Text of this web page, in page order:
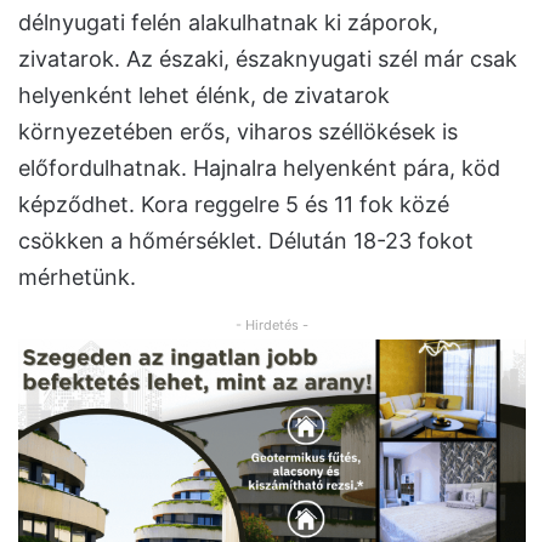
délnyugati felén alakulhatnak ki záporok,
zivatarok. Az északi, északnyugati szél már csak
helyenként lehet élénk, de zivatarok
környezetében erős, viharos széllökések is
előfordulhatnak. Hajnalra helyenként pára, köd
képződhet. Kora reggelre 5 és 11 fok közé
csökken a hőmérséklet. Délután 18-23 fokot
mérhetünk.
- Hirdetés -